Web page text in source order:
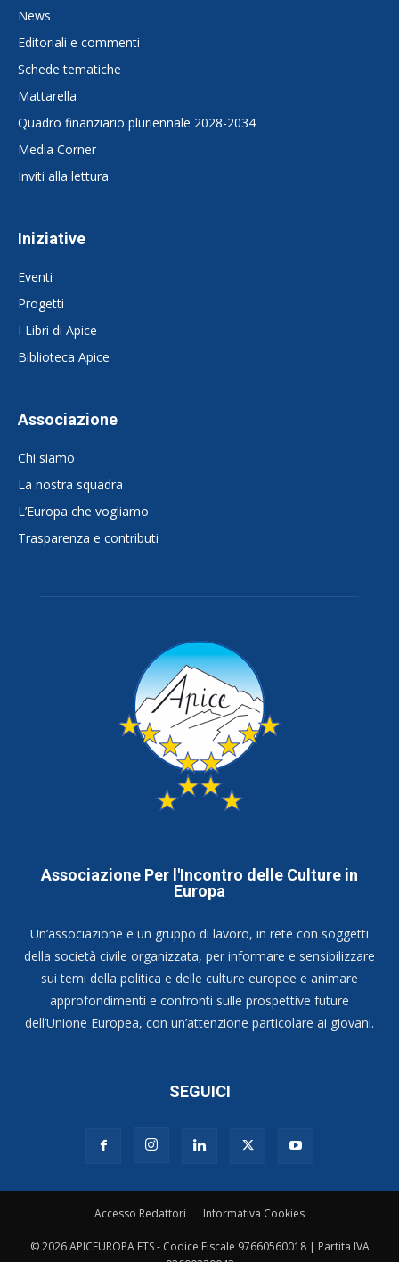
News
Editoriali e commenti
Schede tematiche
Mattarella
Quadro finanziario pluriennale 2028-2034
Media Corner
Inviti alla lettura
Iniziative
Eventi
Progetti
I Libri di Apice
Biblioteca Apice
Associazione
Chi siamo
La nostra squadra
L’Europa che vogliamo
Trasparenza e contributi
Associazione Per l'Incontro delle Culture in
Europa
Un’associazione e un gruppo di lavoro, in rete con soggetti
della società civile organizzata, per informare e sensibilizzare
sui temi della politica e delle culture europee e animare
approfondimenti e confronti sulle prospettive future
dell’Unione Europea, con un’attenzione particolare ai giovani.
SEGUICI
Accesso Redattori Informativa Cookies
© 2026 APICEUROPA ETS - Codice Fiscale 97660560018 | Partita IVA